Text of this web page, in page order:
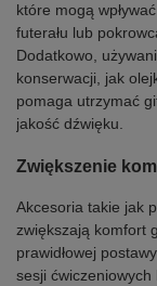
które mogą
futerału lub
Dodatkowo,
konserwacji, jak
pomaga utrzymać
jakość dźwięku.
Zwiększenie
Akcesoria takie jak
zwiększają komfort
prawidłowej
sesji